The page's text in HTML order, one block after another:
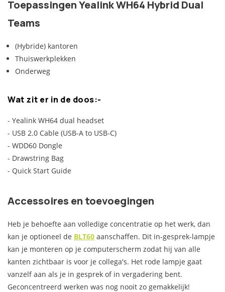
Toepassingen Yealink WH64 Hybrid Dual
Teams
(Hybride) kantoren
Thuiswerkplekken
Onderweg
Wat zit er in de doos:-
- Yealink WH64 dual headset
- USB 2.0 Cable (USB-A to USB-C)
- WDD60 Dongle
- Drawstring Bag
- Quick Start Guide
Accessoires en toevoegingen
Heb je behoefte aan volledige concentratie op het werk, dan
kan je optioneel de BLT60 aanschaffen. Dit in-gesprek-lampje
kan je monteren op je computerscherm zodat hij van alle
kanten zichtbaar is voor je collega's. Het rode lampje gaat
vanzelf aan als je in gesprek of in vergadering bent.
Geconcentreerd werken was nog nooit zo gemakkelijk!